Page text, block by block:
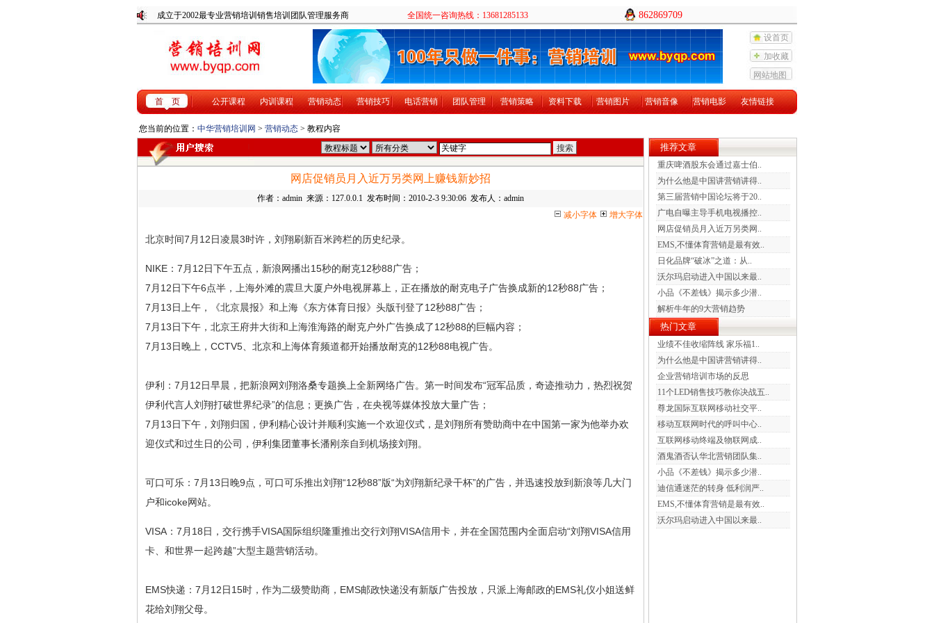
成立于2002最专业营销培训销售培训团队管理服务商 全国统一咨询热线：13681285133 862869709
设首页
加收藏
网站地图
首 页 公开课程 内训课程 营销动态 营销技巧 电话营销 团队管理 营销策略 资料下载 营销图片 营销音像 营销电影 友情链接
您当前的位置： 中华营销培训网 > 营销动态 > 教程内容
网店促销员月入近万另类网上赚钱新妙招
作者：admin 来源：127.0.0.1 发布时间：2010-2-3 9:30:06 发布人：admin
减小字体
增大字体
北京时间7月12日凌晨3时许，刘翔刷新百米跨栏的历史纪录。
NIKE：7月12日下午五点，新浪网播出15秒的耐克12秒88广告；
7月12日下午6点半，上海外滩的震旦大厦户外电视屏幕上，正在播放的耐克电子广告换成新的12秒88广告；
7月13日上午，《北京晨报》和上海《东方体育日报》头版刊登了12秒88广告；
7月13日下午，北京王府井大街和上海淮海路的耐克户外广告换成了12秒88的巨幅内容；
7月13日晚上，CCTV5、北京和上海体育频道都开始播放耐克的12秒88电视广告。
伊利：7月12日早晨，把新浪网刘翔洛桑专题换上全新网络广告。第一时间发布“冠军品质，奇迹推动力，热烈祝贺
伊利代言人刘翔打破世界纪录”的信息；更换广告，在央视等媒体投放大量广告；
7月13日下午，刘翔归国，伊利精心设计并顺利实施一个欢迎仪式，是刘翔所有赞助商中在中国第一家为他举办欢
迎仪式和过生日的公司，伊利集团董事长潘刚亲自到机场接刘翔。
可口可乐：7月13日晚9点，可口可乐推出刘翔“12秒88”版“为刘翔新纪录干杯”的广告，并迅速投放到新浪等几大门
户和icoke网站。
VISA：7月18日，交行携手VISA国际组织隆重推出交行刘翔VISA信用卡，并在全国范围内全面启动“刘翔VISA信用
卡、和世界一起跨越”大型主题营销活动。
EMS快递：7月12日15时，作为二级赞助商，EMS邮政快递没有新版广告投放，只派上海邮政的EMS礼仪小姐送鲜
花给刘翔父母。
推荐文章
重庆啤酒股东会通过嘉士伯..
为什么他是中国讲营销讲得..
第三届营销中国论坛将于20..
广电自曝主导手机电视播控..
网店促销员月入近万另类网..
EMS,不懂体育营销是最有效..
日化品牌“破冰”之道：从..
沃尔玛启动进入中国以来最..
小品《不差钱》揭示多少潜..
解析牛年的9大营销趋势
热门文章
业绩不佳收缩阵线 家乐福1..
为什么他是中国讲营销讲得..
企业营销培训市场的反思
11个LED销售技巧教你决战五..
尊龙国际互联网移动社交平..
移动互联网时代的呼叫中心..
互联网移动终端及物联网成..
酒鬼酒否认华北营销团队集..
小品《不差钱》揭示多少潜..
迪信通迷茫的转身 低利润严..
EMS,不懂体育营销是最有效..
沃尔玛启动进入中国以来最..